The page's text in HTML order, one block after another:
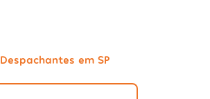
Despachantes em SP